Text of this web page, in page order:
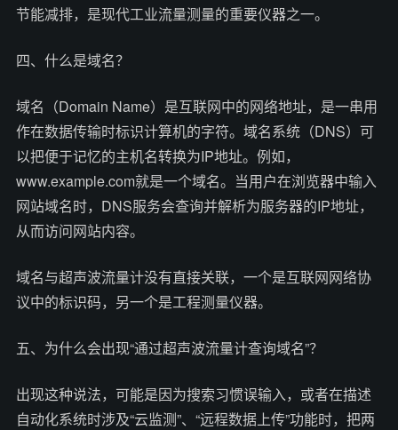
节能减排，是现代工业流量测量的重要仪器之一。
四、什么是域名？
域名（Domain Name）是互联网中的网络地址，是一串用
作在数据传输时标识计算机的字符。域名系统（DNS）可
以把便于记忆的主机名转换为IP地址。例如，
www.example.com就是一个域名。当用户在浏览器中输入
网站域名时，DNS服务会查询并解析为服务器的IP地址，
从而访问网站内容。
域名与超声波流量计没有直接关联，一个是互联网网络协
议中的标识码，另一个是工程测量仪器。
五、为什么会出现“通过超声波流量计查询域名”？
出现这种说法，可能是因为搜索习惯误输入，或者在描述
自动化系统时涉及“云监测”、“远程数据上传”功能时，把两